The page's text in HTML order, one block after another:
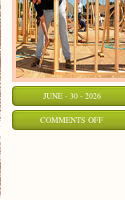
JUNE - 30 - 2026
COMMENTS OFFON